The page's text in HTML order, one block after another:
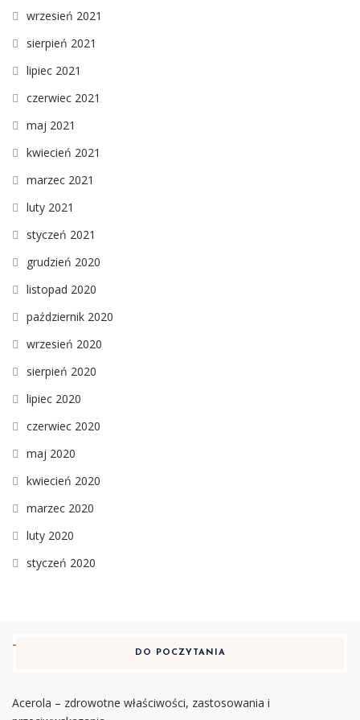
wrzesień 2021
sierpień 2021
lipiec 2021
czerwiec 2021
maj 2021
kwiecień 2021
marzec 2021
luty 2021
styczeń 2021
grudzień 2020
listopad 2020
październik 2020
wrzesień 2020
sierpień 2020
lipiec 2020
czerwiec 2020
maj 2020
kwiecień 2020
marzec 2020
luty 2020
styczeń 2020
DO POCZYTANIA
Acerola – zdrowotne właściwości, zastosowania i